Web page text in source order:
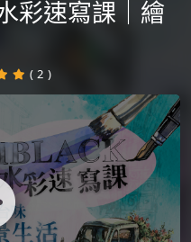
彩速寫課｜繪
( 2 )